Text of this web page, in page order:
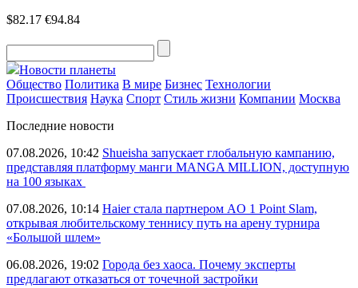
$82.17 €94.84
Новости планеты
Общество Политика В мире Бизнес Технологии
Происшествия Наука Спорт Стиль жизни Компании Москва
Последние новости
07.08.2026, 10:42 Shueisha запускает глобальную кампанию,
представляя платформу манги MANGA MILLION, доступную
на 100 языках
07.08.2026, 10:14 Haier стала партнером AO 1 Point Slam,
открывая любительскому теннису путь на арену турнира
«Большой шлем»
06.08.2026, 19:02 Города без хаоса. Почему эксперты
предлагают отказаться от точечной застройки